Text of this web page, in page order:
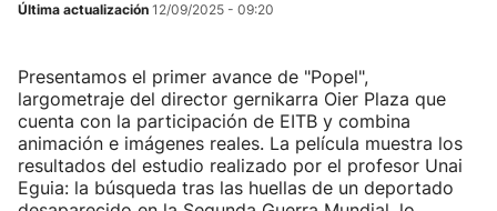
Última actualización 12/09/2025 - 09:20
Presentamos el primer avance de "Popel",
largometraje del director gernikarra Oier Plaza que
cuenta con la participación de EITB y combina
animación e imágenes reales. La película muestra los
resultados del estudio realizado por el profesor Unai
Eguia: la búsqueda tras las huellas de un deportado